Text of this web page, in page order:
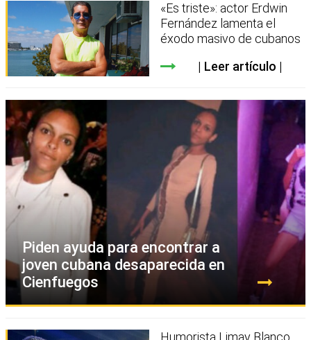
«Es triste»: actor Erdwin
Fernández lamenta el
éxodo masivo de cubanos
Leer artículo
Piden ayuda para encontrar a
joven cubana desaparecida en
Cienfuegos
Humorista Limay Blanco